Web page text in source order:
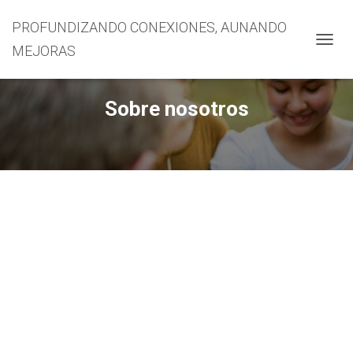
PROFUNDIZANDO CONEXIONES, AUNANDO
MEJORAS
Sobre nosotros